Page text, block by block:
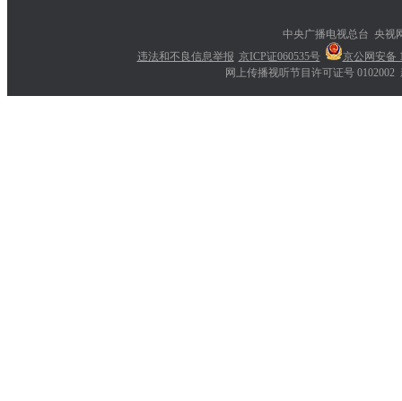
中央广播电视总台 央视
违法和不良信息举报 京ICP证060535号
京公网安备
网上传播视听节目许可证号 0102002